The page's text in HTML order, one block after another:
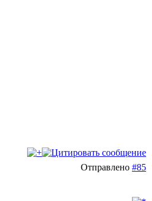
Отправлено #85